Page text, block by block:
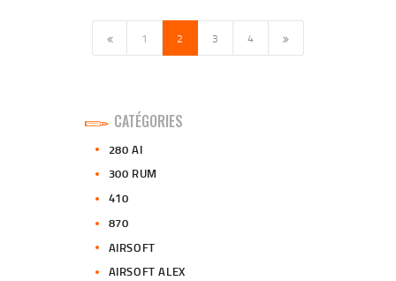
DES
PUBLICATIONS<
PAGE
1 PAGE
2 PAGE
3 PAGE
4
CATÉGORIES
280 AI
300 RUM
410
870
AIRSOFT
AIRSOFT ALEX